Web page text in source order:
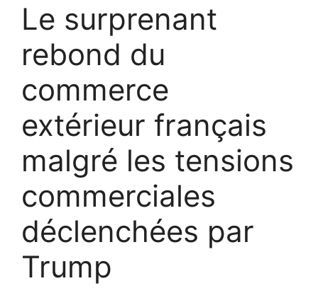
Le surprenant
rebond du
commerce
extérieur français
malgré les tensions
commerciales
déclenchées par
Trump